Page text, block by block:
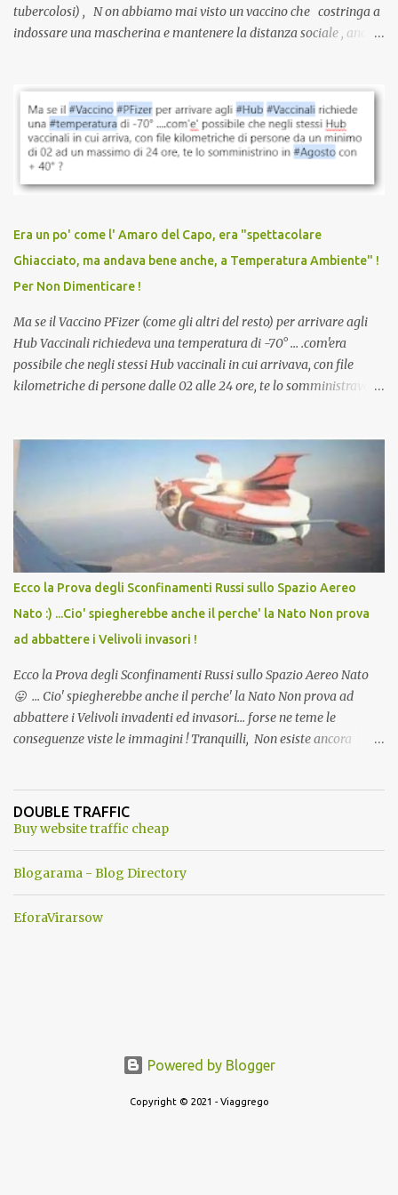
tubercolosi) , N on abbiamo mai visto un vaccino che costringa a
indossare una mascherina e mantenere la distanza sociale , anche
vaccinazione. Non avevamo mai sentito parlare di ricompense,
sconti, incentivi per vaccinarsi. Non avevamo mai visto
discriminazioni per coloro che non l’hanno fatto. Se non sei stato
vaccinato, nessuno aveva prima cercato di farti sentire una
persona cattiva. Non avevamo mai visto un vaccino che minacci le
vaccino usato per minacciare i mezzi di sussistenza, il lavoro o la
scuola. Non avevamo mai visto un vaccino che permettesse a un
dodicenne di ignorare il consenso dei genitori. Dopo tutti i vaccini
che abbiamo elencato sopra...
Era un po' come l' Amaro del Capo, era "spettacolare
Ghiacciato, ma andava bene anche, a Temperatura Ambiente" !
Per Non Dimenticare !
Ma se il Vaccino PFizer (come gli altri del resto) per arrivare agli
Hub Vaccinali richiedeva una temperatura di -70° ... .com'era
possibile che negli stessi Hub vaccinali in cui arrivava, con file
kilometriche di persone dalle 02 alle 24 ore, te lo somministravano
Vaccino come: l' Amaro del Capo, era "spettacolare Ghiacciato, ma
andava bene anche, a Temperatura Ambiente"! Riproponiamo
l'articolo per NON Dimenticare!
Ecco la Prova degli Sconfinamenti Russi sullo Spazio Aereo
Nato :) ...Cio' spiegherebbe anche il perche' la Nato Non prova
ad abbattere i Velivoli invasori !
Ecco la Prova degli Sconfinamenti Russi sullo Spazio Aereo Nato
😛 ... Cio' spiegherebbe anche il perche' la Nato Non prova ad
abbattere i Velivoli invadenti ed invasori... forse ne teme le
conseguenze viste le immagini ! Tranquilli, Non esiste ancora
ancora una fantasia Nato o forse una "False Flag", per provocare
una guerra mondiale che difficilmente da menti sane, potrebbe
DOUBLE TRAFFIC
Buy website traffic cheap
Blogarama - Blog Directory
EforaVirarsow
Powered by Blogger
Copyright © 2021 - Viaggrego